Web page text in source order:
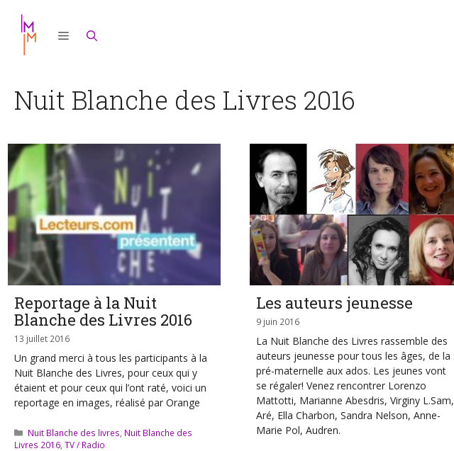
contenu
Nuit Blanche des Livres 2016
Reportage à la Nuit
Blanche des Livres 2016
13 juillet 2016
Un grand merci à tous les participants à la
Nuit Blanche des Livres, pour ceux qui y
étaient et pour ceux qui l’ont raté, voici un
reportage en images, réalisé par Orange
Catégories
Nuit Blanche des livres Nuit Blanche des
Livres 2016 TV / Radio
Les auteurs jeunesse
9 juin 2016
La Nuit Blanche des Livres rassemble des
auteurs jeunesse pour tous les âges, de la
pré-maternelle aux ados. Les jeunes vont
se régaler! Venez rencontrer Lorenzo
Mattotti, Marianne Abesdris, Virginy L.Sam,
Aré, Ella Charbon, Sandra Nelson, Anne-
Marie Pol, Audren.